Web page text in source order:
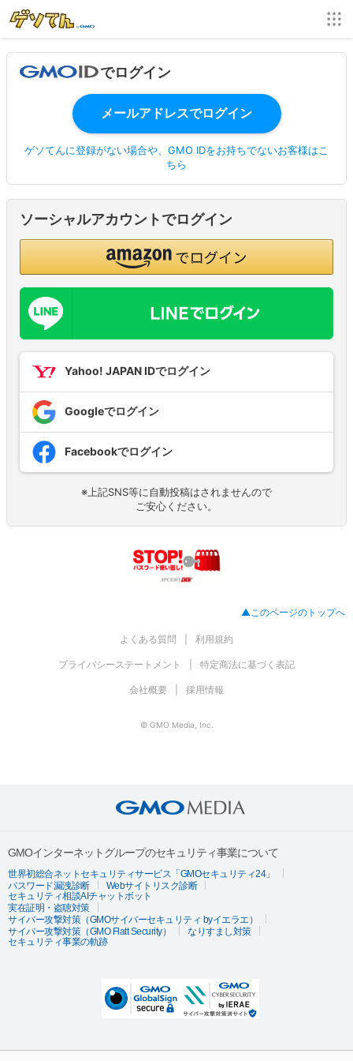
でログイン
ゲソてんに登録がない場合や、GMO IDをお持ちでないお客様はこ
ちら
ソーシャルアカウントでログイン
Yahoo! JAPAN IDでログイン
Googleでログイン
Facebookでログイン
※上記SNS等に自動投稿はされませんので
ご安心ください。
▲このページのトップへ
よくある質問 利用規約
プライバシーステートメント 特定商法に基づく表記
会社概要 採用情報
© GMO Media, Inc.
GMOインターネットグループのセキュリティ事業について
世界初総合ネットセキュリティサービス「GMOセキュリティ24」
パスワード漏洩診断
Webサイトリスク診断
セキュリティ相談AIチャットボット
実在証明・盗聴対策
サイバー攻撃対策（GMOサイバーセキュリティ byイエラエ）
サイバー攻撃対策（GMO Flatt Security）
なりすまし対策
セキュリティ事業の軌跡